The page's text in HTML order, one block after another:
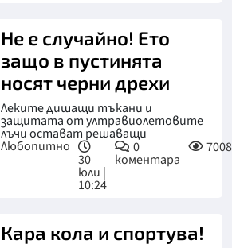
Не е случайно! Ето
защо в пустинята
носят черни дрехи
Леките дишащи тъкани и
защитата от ултравиолетовите
лъчи остават решаващи
Любопитно
30
юли |
10:24
0
коментара
7008
Кара кола и спортува!